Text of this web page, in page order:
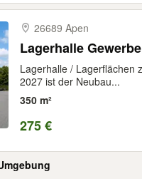
26689 Apen
Lagerhalle
Lagerhalle / Lagerflächen
2027 ist der Neubau...
350 m²
275 €